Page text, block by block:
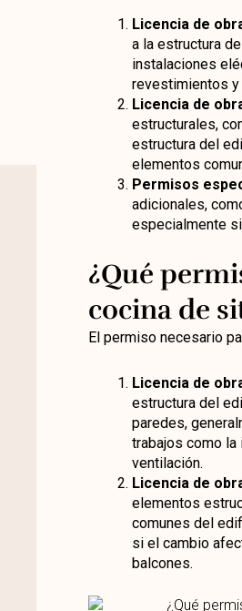
Licencia de
a la estructura
instalaciones
revestimientos y
Licencia de
estructurales,
estructura del
elementos
Permisos
adicionales,
especialmente
¿Qué
cocina de
El permiso necesario
Licencia de
estructura del
paredes,
trabajos como la
ventilación.
Licencia de
elementos
comunes del
si el cambio
balcones.